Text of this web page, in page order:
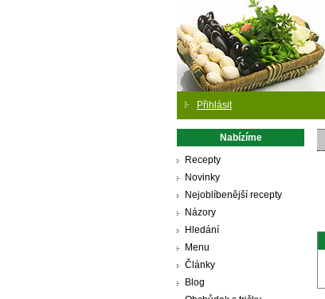
Přihlásit
Nabízíme
Recepty
Novinky
Nejoblíbenější recepty
Názory
Hledání
Menu
Články
Blog